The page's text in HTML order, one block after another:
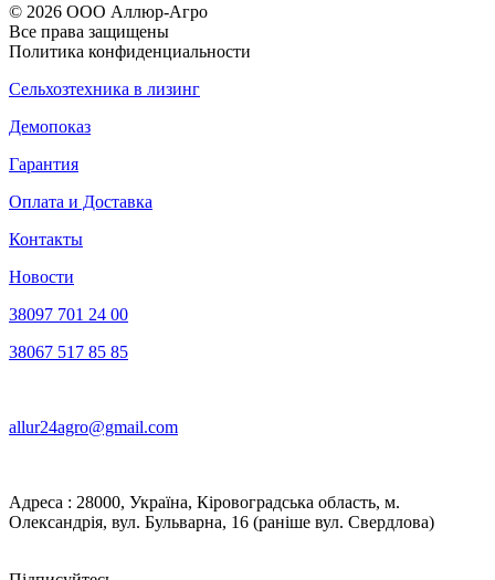
© 2026 ООО Аллюр-Агро
Все права защищены
Политика конфиденциальности
Сельхозтехника в лизинг
Демопоказ
Гарантия
Оплата и Доставка
Контакты
Новости
38097 701 24 00
38067 517 85 85
allur24agro@gmail.com
Адреса : 28000, Україна, Кіровоградська область, м.
Олександрія, вул. Бульварна, 16 (раніше вул. Свердлова)